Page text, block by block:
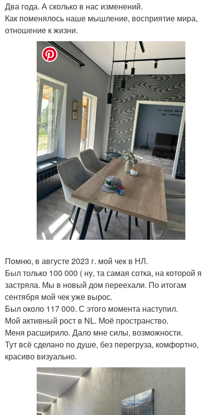
Два года. А сколько в нас изменений.
Как поменялось наше мышление, восприятие мира,
отношение к жизни.
Помню, в августе 2023 г. мой чек в НЛ.
Был только 100 000 ( ну, та самая сотка, на которой я
застряла. Мы в новый дом переехали. По итогам
сентября мой чек уже вырос.
Был около 117 000. С этого момента наступил.
Мой активный рост в NL. Моё пространство.
Меня расширило. Дало мне силы, возможности.
Тут всё сделано по душе, без перегруза, комфортно,
красиво визуально.